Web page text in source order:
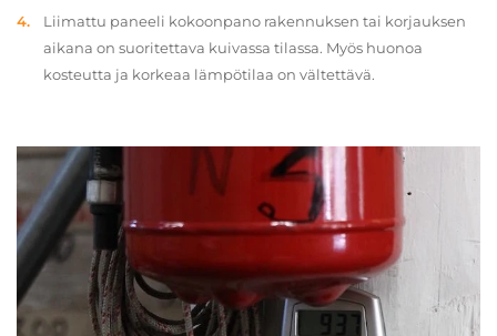
Liimattu paneeli kokoonpano rakennuksen tai korjauksen
aikana on suoritettava kuivassa tilassa. Myös huonoa
kosteutta ja korkeaa lämpötilaa on vältettävä.